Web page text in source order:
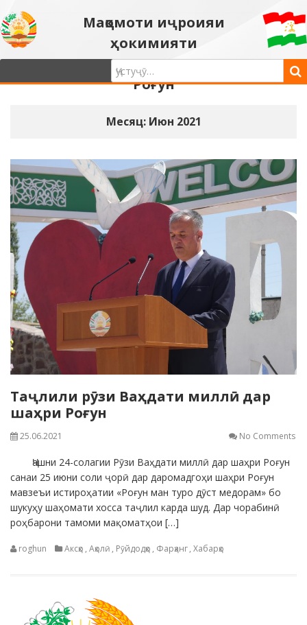
Мақомоти иҷроияи
ҳокимияти
давлатии шаҳри
Роғун
Месяц: Июн 2021
Таҷлили рӯзи Ваҳдати миллӣ дар
шаҳри Роғун
25.06.2021 No Comments
Ҷашни 24-солагии Рӯзи Ваҳдати миллӣ дар шаҳри Роғун
санаи 25 июни соли ҷорӣ дар даромадгоҳи шаҳри Роғун
мавзеъи истироҳатии «Роғун ман туро дӯст медорам» бо
шукуҳу шаҳомати хосса таҷлил карда шуд. Дар чорабинӣ
роҳбарони тамоми мақоматҳои […]
roghun Аксҳо , Аҳолӣ , Рӯйдодҳо , Фарҳанг, Хабарҳо